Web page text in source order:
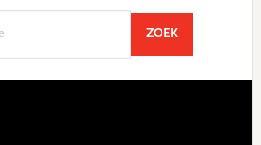
ZOEKSEARCH